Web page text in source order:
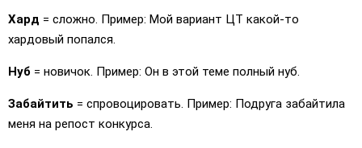
Хард = сложно. Пример: Мой вариант ЦТ какой-то
хардовый попался.
Нуб = новичок. Пример: Он в этой теме полный нуб.
Забайтить = спровоцировать. Пример: Подруга забайтила
меня на репост конкурса.